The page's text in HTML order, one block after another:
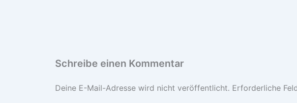
Schreibe einen Kommentar
Deine E-Mail-Adresse wird nicht veröffentlicht. Erforderliche